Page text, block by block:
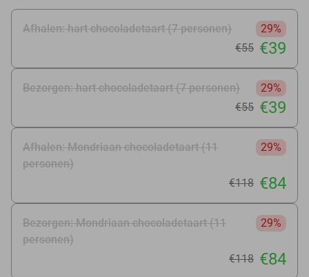
Afhalen: hart chocoladetaart (7 personen)
29%
€55 €39
Bezorgen: hart chocoladetaart (7 personen)
29%
€55 €39
Afhalen: Mondriaan chocoladetaart (11
personen)
29%
€118 €84
Bezorgen: Mondriaan chocoladetaart (11
personen)
29%
€118 €84